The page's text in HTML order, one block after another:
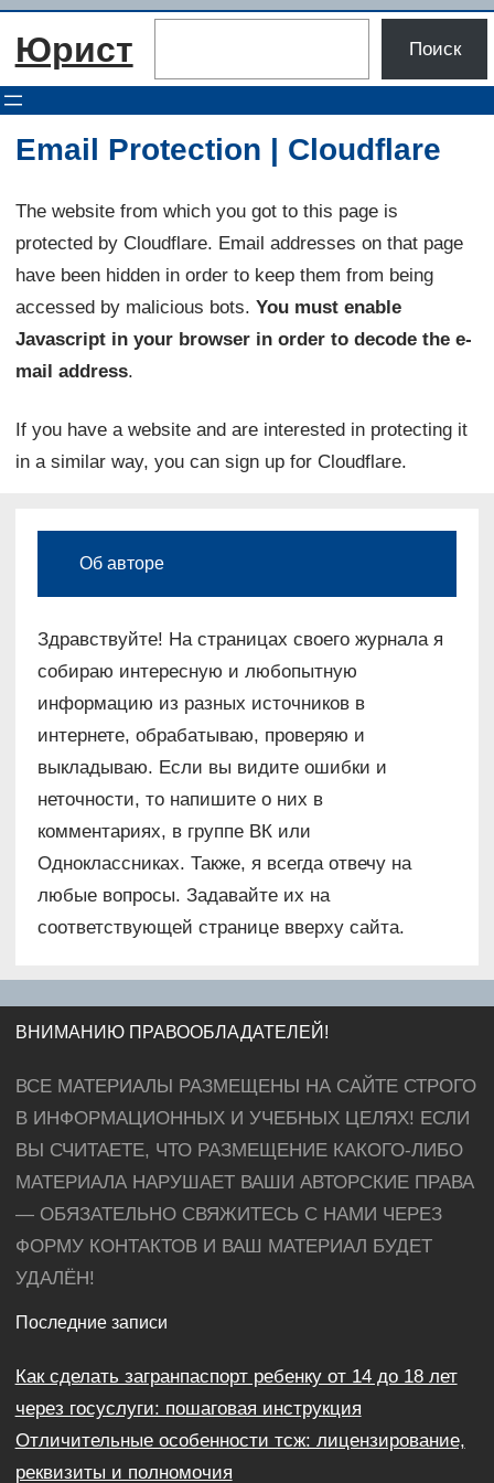
Перейти
Юрист Поиск
Email Protection | Cloudflare
The website from which you got to this page is
protected by Cloudflare. Email addresses on that page
have been hidden in order to keep them from being
accessed by malicious bots. You must enable
Javascript in your browser in order to decode the e-
mail address.
If you have a website and are interested in protecting it
in a similar way, you can sign up for Cloudflare.
Об авторе
Здравствуйте! На страницах своего журнала я
собираю интересную и любопытную
информацию из разных источников в
интернете, обрабатываю, проверяю и
выкладываю. Если вы видите ошибки и
неточности, то напишите о них в
комментариях, в группе ВК или
Одноклассниках. Также, я всегда отвечу на
любые вопросы. Задавайте их на
соответствующей странице вверху сайта.
ВНИМАНИЮ ПРАВООБЛАДАТЕЛЕЙ!
ВСЕ МАТЕРИАЛЫ РАЗМЕЩЕНЫ НА САЙТЕ СТРОГО
В ИНФОРМАЦИОННЫХ И УЧЕБНЫХ ЦЕЛЯХ! ЕСЛИ
ВЫ СЧИТАЕТЕ, ЧТО РАЗМЕЩЕНИЕ КАКОГО-ЛИБО
МАТЕРИАЛА НАРУШАЕТ ВАШИ АВТОРСКИЕ ПРАВА
— ОБЯЗАТЕЛЬНО СВЯЖИТЕСЬ С НАМИ ЧЕРЕЗ
ФОРМУ КОНТАКТОВ И ВАШ МАТЕРИАЛ БУДЕТ
УДАЛЁН!
Последние записи
Как сделать загранпаспорт ребенку от 14 до 18 лет
через госуслуги: пошаговая инструкция
Отличительные особенности тсж: лицензирование,
реквизиты и полномочия